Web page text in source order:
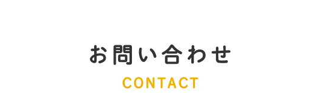
お問い合わせ
CONTACT